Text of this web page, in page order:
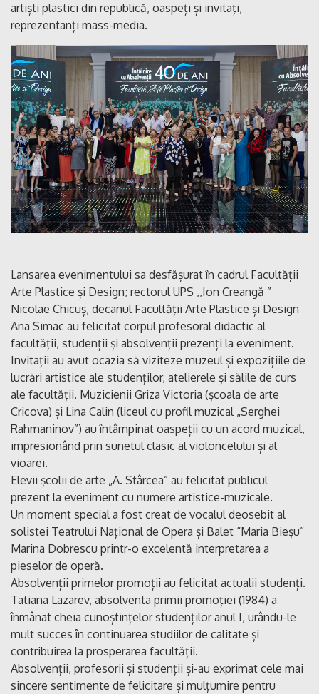
artiști plastici din republică, oaspeți și invitați,
reprezentanți mass-media.
Lansarea evenimentului sa desfășurat în cadrul Facultății
Arte Plastice și Design; rectorul UPS ,,Ion Creangă ”
Nicolae Chicuș, decanul Facultății Arte Plastice și Design
Ana Simac au felicitat corpul profesoral didactic al
facultății, studenții și absolvenții prezenți la eveniment.
Invitații au avut ocazia să viziteze muzeul și expozițiile de
lucrări artistice ale studenților, atelierele și sălile de curs
ale facultății. Muzicienii Griza Victoria (școala de arte
Cricova) și Lina Calin (liceul cu profil muzical „Serghei
Rahmaninov”) au întâmpinat oaspeții cu un acord muzical,
impresionând prin sunetul clasic al violoncelului și al
vioarei.
Elevii școlii de arte „A. Stârcea” au felicitat publicul
prezent la eveniment cu numere artistice-muzicale.
Un moment special a fost creat de vocalul deosebit al
solistei Teatrului Național de Opera și Balet “Maria Bieșu”
Marina Dobrescu printr-o excelentă interpretarea a
pieselor de operă.
Absolvenții primelor promoții au felicitat actualii studenți.
Tatiana Lazarev, absolventa primii promoției (1984) a
înmânat cheia cunoștințelor studenților anul I, urându-le
mult succes în continuarea studiilor de calitate și
contribuirea la prosperarea facultății.
Absolvenții, profesorii și studenții și-au exprimat cele mai
sincere sentimente de felicitare și mulțumire pentru